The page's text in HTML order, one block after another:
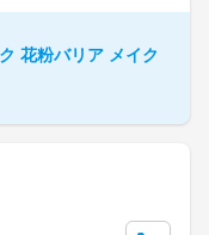
花粉バリア メイク